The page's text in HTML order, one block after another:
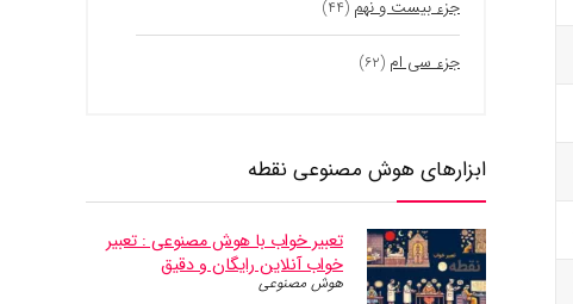
جزء بیست و نهم (۴۴)
جزء سی ام (۶۲)
ابزارهای هوش مصنوعی نقطه
تعبیر خواب با هوش مصنوعی : تعبیر
خواب آنلاین رایگان و دقیق
هوش مصنوعی